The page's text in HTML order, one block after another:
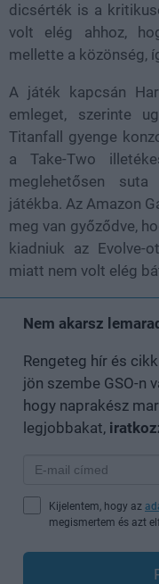
dicsérték is a
volt elég ahhoz,
mellette a közönség,
A játék kapcsán
emleget, szerinte
Titanfall gyenge
a Take-Two
meglehetősen
játékba. Az Amazon
meg van győződve,
kiadniuk az Evolve-
miatt nem volt elég
Nem akarsz
Rengeteg hír és
jön szembe GSO-n
hogy naprakész
legjobbakat,
Kijelentem, hogy az
megismertem és azt